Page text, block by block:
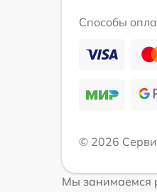
Способы
© 2026
Мы занимаемся